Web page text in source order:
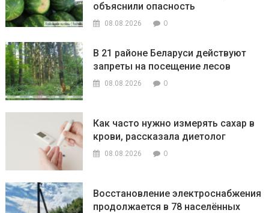
объяснили опасность
08.08.2026 0
В 21 районе Беларуси действуют
запреты на посещение лесов
08.08.2026 0
Как часто нужно измерять сахар в
крови, рассказала диетолог
08.08.2026 0
Восстановление электроснабжения
продолжается в 78 населённых